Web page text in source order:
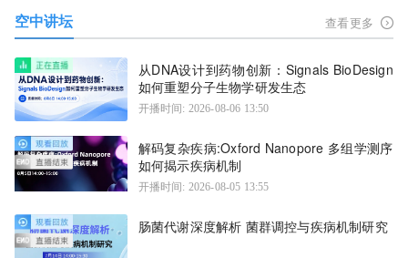
空中讲坛 查看更多
从DNA设计到药物创新：Signals BioDesign
如何重塑分子生物学研发生态
开播时间: 2026-08-06 13:50
解码复杂疾病:Oxford Nanopore 多组学测序
如何揭示疾病机制
开播时间: 2026-08-05 13:55
肠菌代谢深度解析 菌群调控与疾病机制研究